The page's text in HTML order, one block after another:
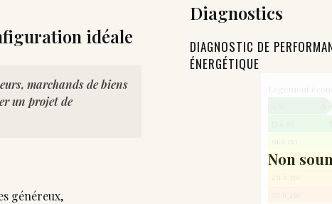
idéale
marchands de biens
un projet de
généreux,
Diagnostics
DIAGNOSTIC DE
ÉNERGÉTIQUE
91 à 150
151 à 230
231 à 330
331 à 450
Non